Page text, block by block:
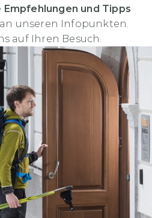
Empfehlungen und Tipps
unseren Infopunkten.
auf Ihren Besuch.